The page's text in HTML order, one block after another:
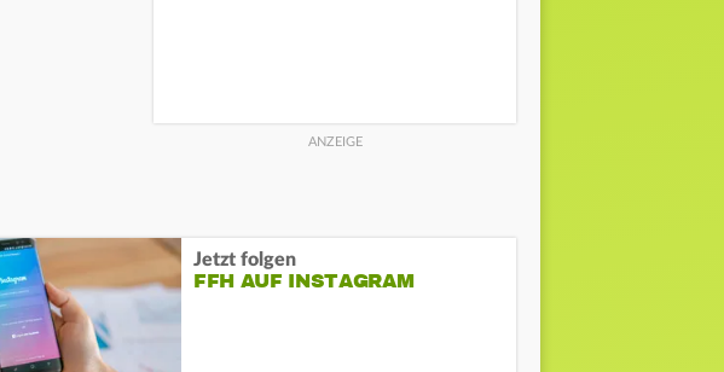
Jetzt folgen
FFH AUF INSTAGRAM